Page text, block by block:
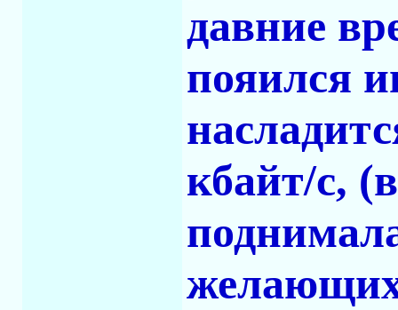
давние
пояился
кбайт/c,